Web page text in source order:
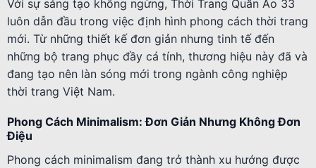
Với sự sáng tạo không ngừng, Thời Trang Quần Áo 33
luôn dẫn đầu trong việc định hình phong cách thời trang
mới. Từ những thiết kế đơn giản nhưng tinh tế đến
những bộ trang phục đầy cá tính, thương hiệu này đã và
đang tạo nên làn sóng mới trong ngành công nghiệp
thời trang Việt Nam.
Phong Cách Minimalism: Đơn Giản Nhưng Không Đơn
Điệu
Phong cách minimalism đang trở thành xu hướng được